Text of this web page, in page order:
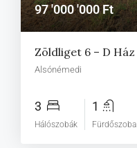
97 '000 '000 Ft
Alsónémedi
3
Hálószobák
1
Fürdőszoba